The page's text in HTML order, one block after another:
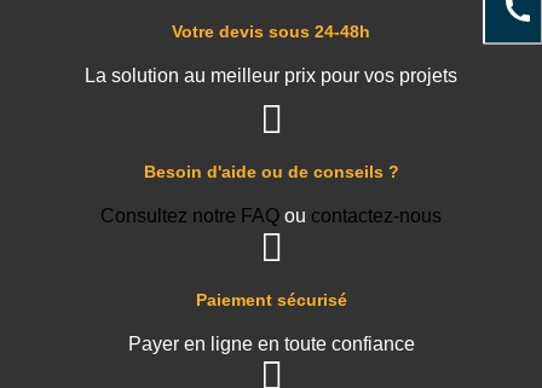
Paiement sécurisé
Payer en ligne en toute confiance
Besoin d'aide ou de conseils ?
Consultez notre FAQ ou contactez-nous
Votre devis sous 24-48h
La solution au meilleur prix pour vos projets